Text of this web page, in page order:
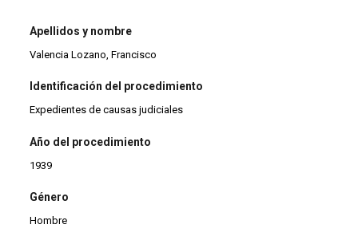
Apellidos y nombre
Valencia Lozano, Francisco
Identificación del procedimiento
Expedientes de causas judiciales
Año del procedimiento
1939
Género
Hombre